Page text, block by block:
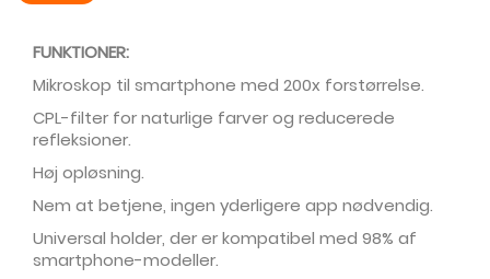
FUNKTIONER:
Mikroskop til smartphone med 200x forstørrelse.
CPL-filter for naturlige farver og reducerede
refleksioner.
Høj opløsning.
Nem at betjene, ingen yderligere app nødvendig.
Universal holder, der er kompatibel med 98% af
smartphone-modeller.